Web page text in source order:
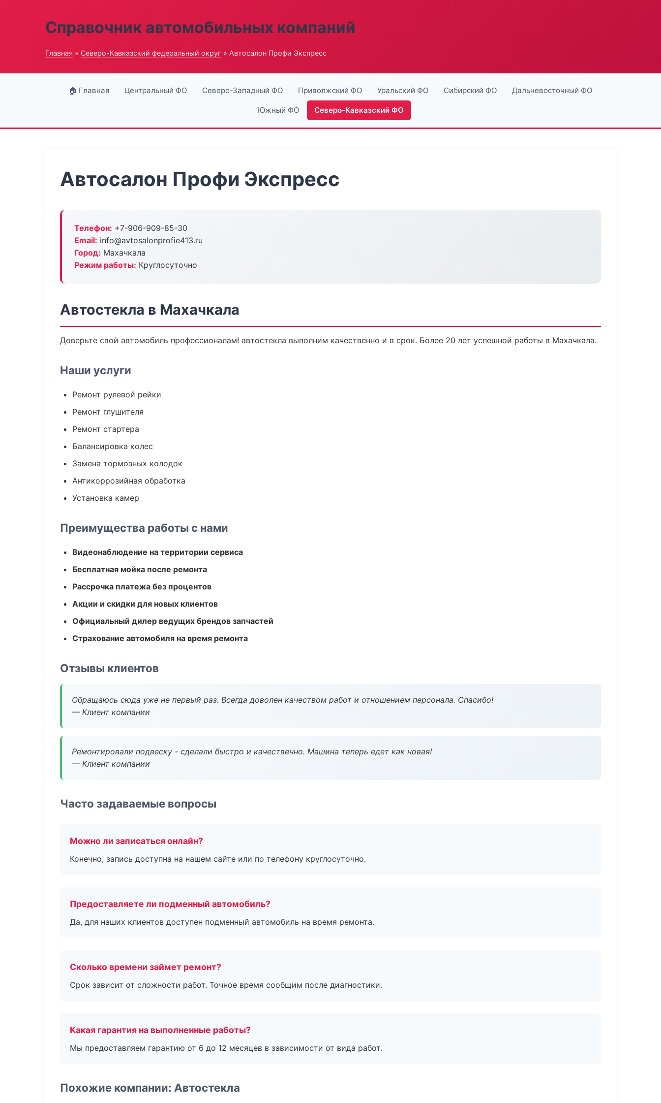
Справочник автомобильных компаний
Главная » Северо-Кавказский федеральный округ » Автосалон Профи Экспресс
🏠 Главная Центральный ФО Северо-Западный ФО Приволжский ФО Уральский ФО Сибирский ФО Дальневосточный ФО
Южный ФО Северо-Кавказский ФО
Автосалон Профи Экспресс
Телефон: +7-906-909-85-30
Email: info@avtosalonprofie413.ru
Город: Махачкала
Режим работы: Круглосуточно
Автостекла в Махачкала
Доверьте свой автомобиль профессионалам! автостекла выполним качественно и в срок. Более 20 лет успешной работы в Махачкала.
Наши услуги
Ремонт рулевой рейки
Ремонт глушителя
Ремонт стартера
Балансировка колес
Замена тормозных колодок
Антикоррозийная обработка
Установка камер
Преимущества работы с нами
Видеонаблюдение на территории сервиса
Бесплатная мойка после ремонта
Рассрочка платежа без процентов
Акции и скидки для новых клиентов
Официальный дилер ведущих брендов запчастей
Страхование автомобиля на время ремонта
Отзывы клиентов
Обращаюсь сюда уже не первый раз. Всегда доволен качеством работ и отношением персонала. Спасибо!
— Клиент компании
Ремонтировали подвеску - сделали быстро и качественно. Машина теперь едет как новая!
— Клиент компании
Часто задаваемые вопросы
Можно ли записаться онлайн?
Конечно, запись доступна на нашем сайте или по телефону круглосуточно.
Предоставляете ли подменный автомобиль?
Да, для наших клиентов доступен подменный автомобиль на время ремонта.
Сколько времени займет ремонт?
Срок зависит от сложности работ. Точное время сообщим после диагностики.
Какая гарантия на выполненные работы?
Мы предоставляем гарантию от 6 до 12 месяцев в зависимости от вида работ.
Похожие компании: Автостекла